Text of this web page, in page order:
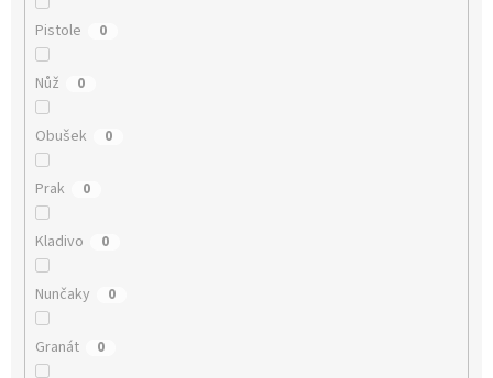
Pistole 0
Nůž 0
Obušek 0
Prak 0
Kladivo 0
Nunčaky 0
Granát 0